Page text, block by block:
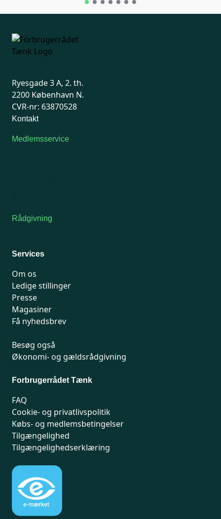
Ryesgade 3 A, 2. th.
2200 København N.
CVR-nr: 63870528
Kontakt
Medlemsservice
Rådgivning
Services
Om os
Ledige stillinger
Presse
Magasiner
Få nyhedsbrev
Besøg også
Økonomi- og gældsrådgivning
Forbrugerrådet Tænk
FAQ
Cookie- og privatlivspolitik
Købs- og medlemsbetingelser
Tilgængelighed
Tilgængelighedserklæring